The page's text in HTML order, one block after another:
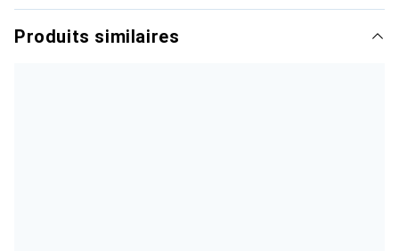
Produits similaires